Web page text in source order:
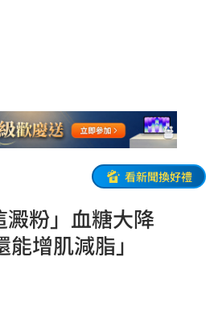
看新聞換好禮
粉」血糖大降
增肌減脂」